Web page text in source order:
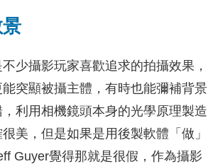
少攝影玩家喜歡追求的拍攝效果，
突顯被攝主體，有時也能彌補背景
利用相機鏡頭本身的光學原理製造
美，但是如果是用後製軟體「做」
Guyer覺得那就是很假，作為攝影